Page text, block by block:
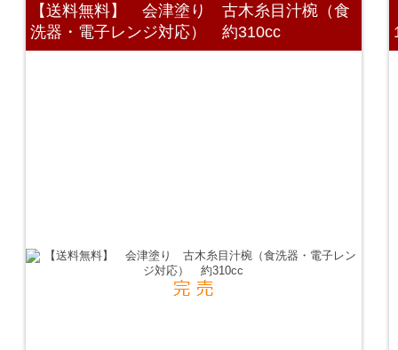
【送料無料】 会津塗り 古木糸目汁椀（食
洗器・電子レンジ対応） 約310cc